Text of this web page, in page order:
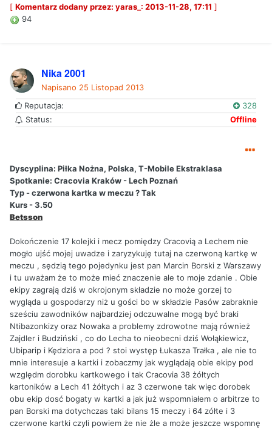
[ Komentarz dodany przez: yaras_: 2013-11-28, 17:11 ]
94
Nika 2001
Napisano 25 Listopad 2013
Reputacja:
328
Status:
Offline
Dyscyplina: Piłka Nożna, Polska, T-Mobile Ekstraklasa
Spotkanie: Cracovia Kraków - Lech Poznań
Typ - czerwona kartka w meczu ? Tak
Kurs - 3.50
Betsson
Dokończenie 17 kolejki i mecz pomiędzy Cracovią a Lechem nie
mogło ujść mojej uwadze i zaryzykuję tutaj na czerwoną kartkę w
meczu , sędzią tego pojedynku jest pan Marcin Borski z Warszawy
i tu uważam że to może mieć znaczenie ale to moje zdanie . Obie
ekipy zagrają dziś w okrojonym składzie no może gorzej to
wygląda u gospodarzy niż u gości bo w składzie Pasów zabraknie
sześciu zawodników najbardziej odczuwalne mogą być braki
Ntibazonkizy oraz Nowaka a problemy zdrowotne mają również
Zajdler i Budziński , co do Lecha to nieobecni dziś Wołąkiewicz,
Ubiparip i Kędziora a pod ? stoi występ Łukasza Trałka , ale nie to
mnie interesuje a kartki i zobaczmy jak wyglądają obie ekipy pod
względm dorobku kartkowego i tak Cracovia 38 żółtych
kartoników a Lech 41 żółtych i az 3 czerwone tak więc dorobek
obu ekip dosć bogaty w kartki a jak już wspomniałem o arbitrze to
pan Borski ma dotychczas taki bilans 15 meczy i 64 zółte i 3
czerwone kartki czyli powiem że nie żle a może jeszcze wspomnę